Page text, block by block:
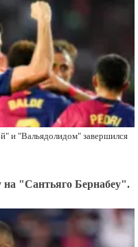
и "Вальядолидом" завершился
на "Сантьяго Бернабеу".